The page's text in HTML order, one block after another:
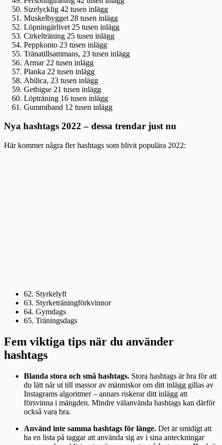
Sizelycklig 42 tusen inlägg
Muskelbygget 28 tusen inlägg
Löpningärlivet 25 tusen inlägg
Cirkelträning 25 tusen inlägg
Peppkonto 23 tusen inlägg
Tränatillsammans, 23 tusen inlägg
Armar 22 tusen inlägg
Planka 22 tusen inlägg
Abilica, 23 tusen inlägg
Getbigse 21 tusen inlägg
Löpträning 16 tusen inlägg
Gummiband 12 tusen inlägg
Nya hashtags 2022 – dessa trendar just nu
Här kommer några fler hashtags som blivit populära 2022:
62. Styrkelyft
63. Styrketräningförkvinnor
64. Gymdags
65. Träningsdags
Fem viktiga tips när du använder
hashtags
Blanda stora och små hashtags. Stora hashtags är bra för att
du lätt når ut till massor av människor om ditt inlägg gillas av
Instagrams algoritmer – annars riskerar ditt inlägg att
försvinna i mängden. Mindre välanvända hashtags kan därför
också vara bra.
Använd inte samma hashtags för länge. Det är smidigt att
ha en lista på taggar att använda sig av i sina anteckningar